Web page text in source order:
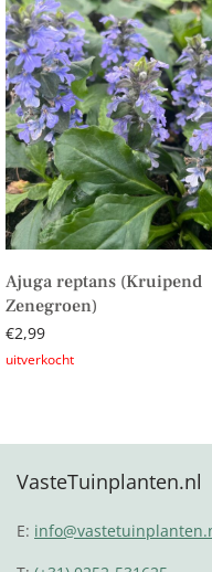
Ajuga reptans (Kruipend
Zenegroen)
€2,99
VasteTuinplanten.nl
E: